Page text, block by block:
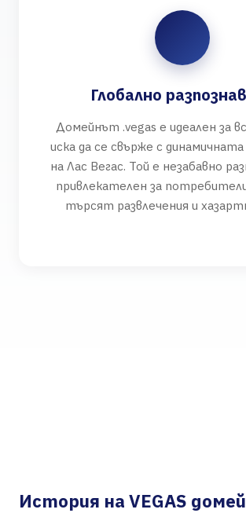
Глобално
Домейнът .vegas е идеален за
иска да се свърже с
на Лас Вегас. Той е незабавно
привлекателен за
търсят развлечения и
История на VEGAS